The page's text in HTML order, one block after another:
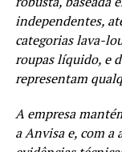
independentes,
categorias lava-
roupas líquido, e
representam
A empresa
a Anvisa e, com a